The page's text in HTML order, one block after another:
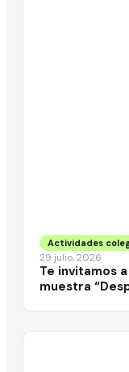
Actividades
29 julio, 2026
Te invitamos
muestra